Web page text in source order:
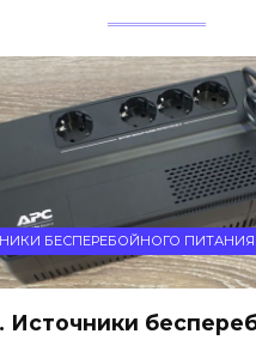
БЕСПЕРЕБОЙНОГО ПИТАНИЯ